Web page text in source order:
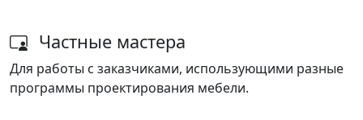
Частные мастера
Для работы с заказчиками, использующими разные
программы проектирования мебели.